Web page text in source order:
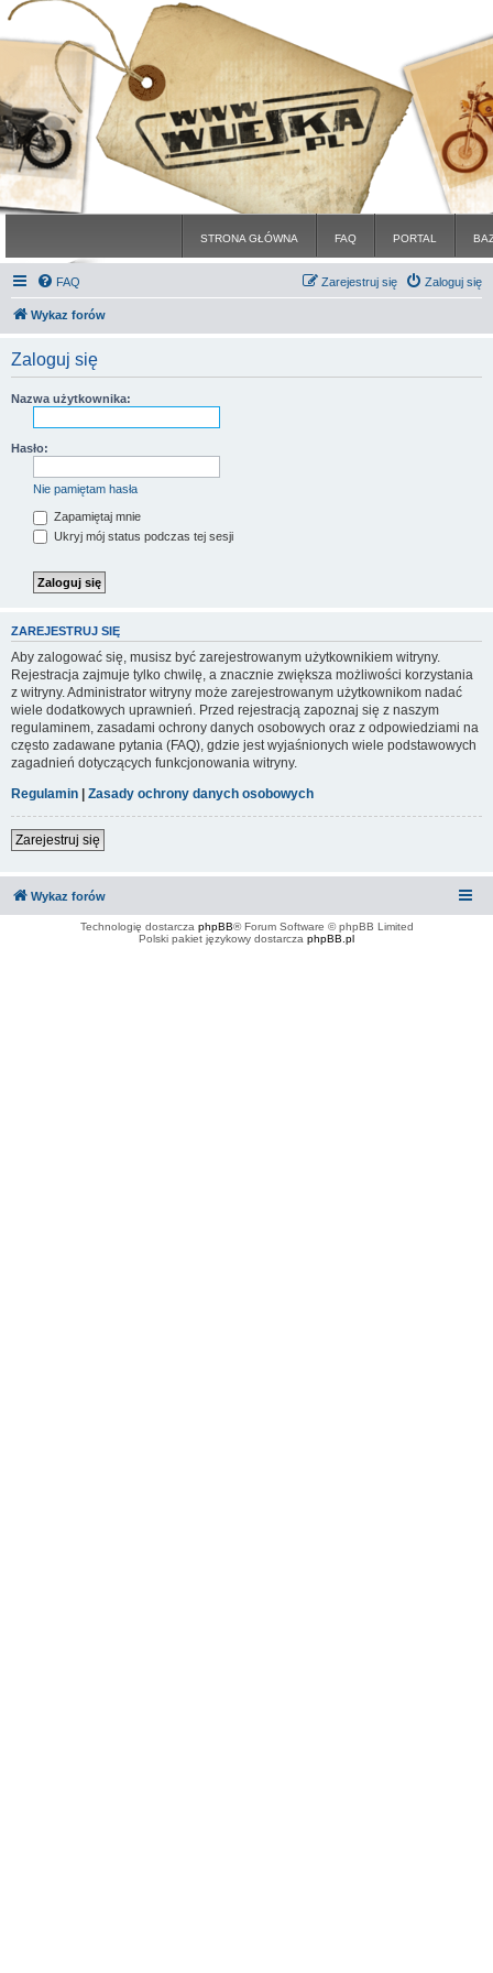
STRONA GŁÓWNA FAQ PORTAL
FAQ Zaloguj się
Zarejestruj się
Wykaz forów
Zaloguj się
Nazwa użytkownika:
Hasło:
Nie pamiętam hasła
Zapamiętaj mnie
Ukryj mój status podczas tej sesji
ZAREJESTRUJ SIĘ
Aby zalogować się, musisz być zarejestrowanym użytkownikiem witryny.
Rejestracja zajmuje tylko chwilę, a znacznie zwiększa możliwości korzystania
z witryny. Administrator witryny może zarejestrowanym użytkownikom nadać
wiele dodatkowych uprawnień. Przed rejestracją zapoznaj się z naszym
regulaminem, zasadami ochrony danych osobowych oraz z odpowiedziami na
często zadawane pytania (FAQ), gdzie jest wyjaśnionych wiele podstawowych
zagadnień dotyczących funkcjonowania witryny.
Regulamin | Zasady ochrony danych osobowych
Zarejestruj się
Wykaz forów
Technologię dostarcza phpBB® Forum Software © phpBB Limited
Polski pakiet językowy dostarcza phpBB.pl